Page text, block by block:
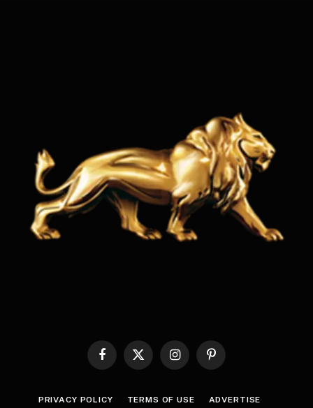
Facebook
X
InstagramPinterest
PRIVACY POLICY TERMS OF USE ADVERTISE